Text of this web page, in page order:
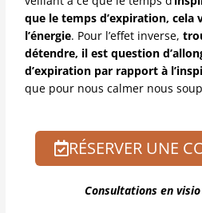
que le temps d’expiration, cela
l’énergie. Pour l’effet inverse,
détendre, il est question
d’expiration par rapport à
que pour nous calmer nous
RÉSERVER UNE
Consultations en